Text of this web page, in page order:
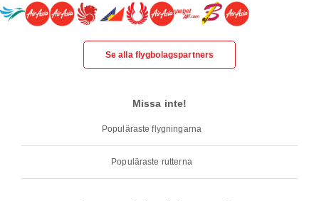
Se alla flygbolagspartners
Missa inte!
Populäraste flygningarna
Populäraste rutterna